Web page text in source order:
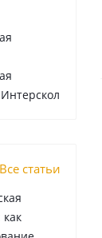
Все статьи
как